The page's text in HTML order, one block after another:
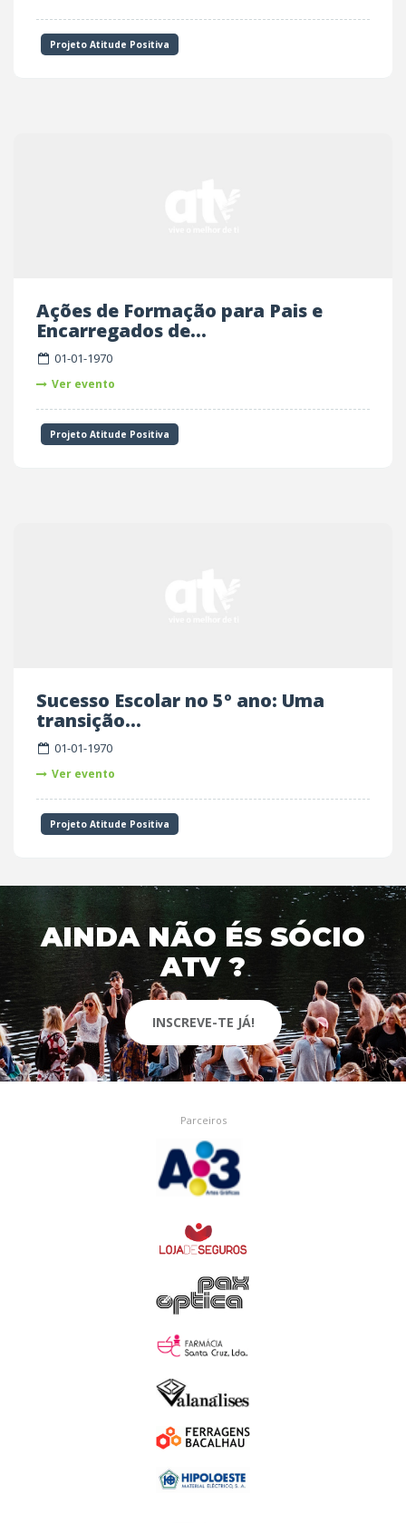
Projeto Atitude Positiva
Ações de Formação para Pais e
Encarregados de...
01-01-1970
Ver evento
Projeto Atitude Positiva
Sucesso Escolar no 5º ano: Uma
transição...
01-01-1970
Ver evento
Projeto Atitude Positiva
AINDA NÃO ÉS SÓCIO
ATV ?
INSCREVE-TE JÁ!
Parceiros